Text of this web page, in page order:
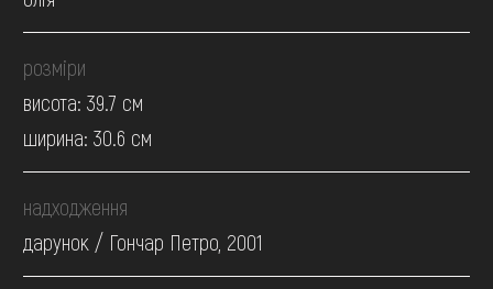
розміри
висота: 39.7 см
ширина: 30.6 см
надходження
дарунок / Гончар Петро, 2001